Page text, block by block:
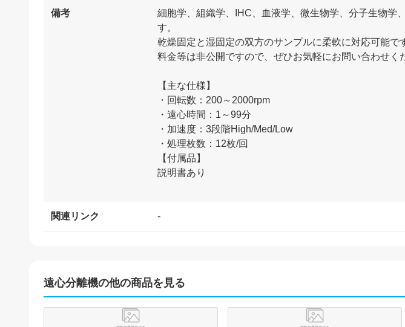
備考
細胞学、組織学、IHC、血液学、微生物学、分子生物学
す。
乾燥固定と湿固定の双方のサンプルに柔軟に対応可能で
料金等は非公開ですので、ぜひお気軽にお問い合わせく
【主な仕様】
・回転数：200～2000rpm
・遠心時間：1～99分
・加速度：3段階High/Med/Low
・処理枚数：12枚/回
【付属品】
説明書あり
関連リンク -
遠心分離機の他の商品を見る